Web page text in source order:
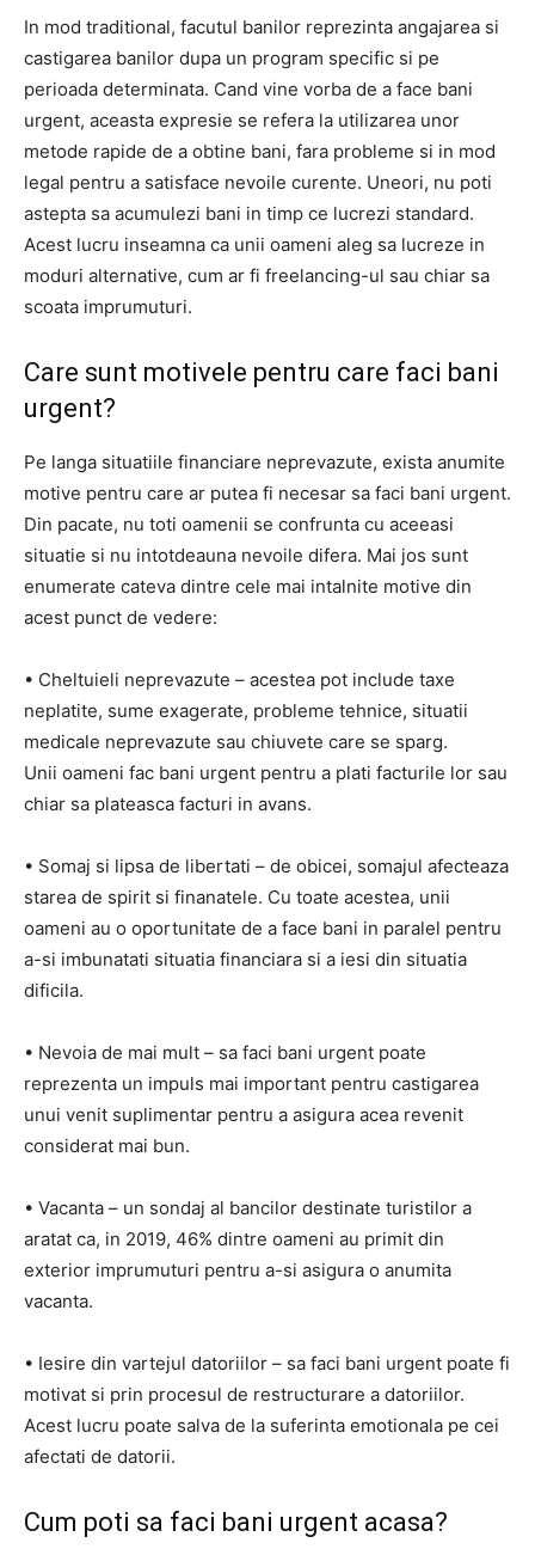
In mod traditional, facutul banilor reprezinta angajarea si
castigarea banilor dupa un program specific si pe
perioada determinata. Cand vine vorba de a face bani
urgent, aceasta expresie se refera la utilizarea unor
metode rapide de a obtine bani, fara probleme si in mod
legal pentru a satisface nevoile curente. Uneori, nu poti
astepta sa acumulezi bani in timp ce lucrezi standard.
Acest lucru inseamna ca unii oameni aleg sa lucreze in
moduri alternative, cum ar fi freelancing-ul sau chiar sa
scoata imprumuturi.
Care sunt motivele pentru care faci bani
urgent?
Pe langa situatiile financiare neprevazute, exista anumite
motive pentru care ar putea fi necesar sa faci bani urgent.
Din pacate, nu toti oamenii se confrunta cu aceeasi
situatie si nu intotdeauna nevoile difera. Mai jos sunt
enumerate cateva dintre cele mai intalnite motive din
acest punct de vedere:
• Cheltuieli neprevazute – acestea pot include taxe
neplatite, sume exagerate, probleme tehnice, situatii
medicale neprevazute sau chiuvete care se sparg.
Unii oameni fac bani urgent pentru a plati facturile lor sau
chiar sa plateasca facturi in avans.
• Somaj si lipsa de libertati – de obicei, somajul afecteaza
starea de spirit si finanatele. Cu toate acestea, unii
oameni au o oportunitate de a face bani in paralel pentru
a-si imbunatati situatia financiara si a iesi din situatia
dificila.
• Nevoia de mai mult – sa faci bani urgent poate
reprezenta un impuls mai important pentru castigarea
unui venit suplimentar pentru a asigura acea revenit
considerat mai bun.
• Vacanta – un sondaj al bancilor destinate turistilor a
aratat ca, in 2019, 46% dintre oameni au primit din
exterior imprumuturi pentru a-si asigura o anumita
vacanta.
• Iesire din vartejul datoriilor – sa faci bani urgent poate fi
motivat si prin procesul de restructurare a datoriilor.
Acest lucru poate salva de la suferinta emotionala pe cei
afectati de datorii.
Cum poti sa faci bani urgent acasa?